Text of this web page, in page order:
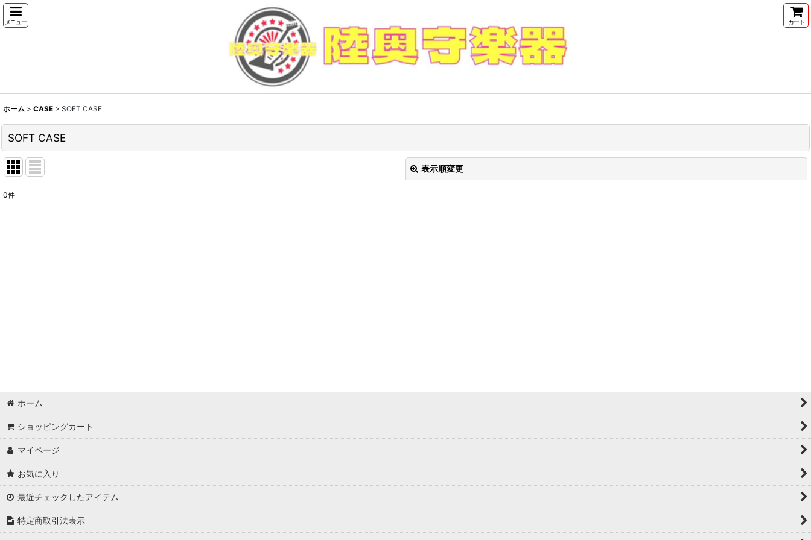
メニュー カート
ホーム > CASE > SOFT CASE
SOFT CASE
表示順変更
0件
ホーム
ショッピングカート
マイページ
お気に入り
最近チェックしたアイテム
特定商取引法表示